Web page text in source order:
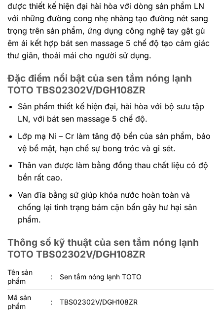
được thiết kế hiện đại hài hòa với dòng sản phẩm LN
với những đường cong nhẹ nhàng tạo đường nét sang
trọng trên sản phẩm, ứng dụng công nghệ tay gật gù
êm ái kết hợp bát sen massage 5 chế độ tạo cảm giác
thư giãn, thoải mái cho người sử dụng.
Đặc điểm nổi bật của sen tắm nóng lạnh
TOTO TBS02302V/DGH108ZR
Sản phẩm thiết kế hiện đại, hài hòa với bộ sưu tập
LN, với bát sen massage 5 chế độ.
Lớp mạ Ni – Cr làm tăng độ bền của sản phẩm, bảo
vệ bề mặt, hạn chế sự bong tróc và gỉ sét.
Thân van được làm bằng đồng thau chất liệu có độ
bền rất cao.
Van đĩa bằng sứ giúp khóa nước hoàn toàn và
chống lại tình trạng bám cặn bẩn gây hư hại sản
phẩm.
Thông số kỹ thuật của sen tắm nóng lạnh
TOTO TBS02302V/DGH108ZR
Tên sản
phẩm
: Sen tắm nóng lạnh TOTO
Mã sản
phẩm
: TBS02302V/DGH108ZR